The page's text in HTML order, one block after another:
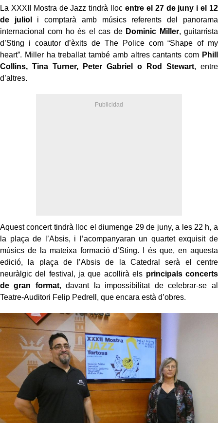
La XXXII Mostra de Jazz tindrà lloc entre el 27 de juny i el 12
de juliol
i comptarà amb músics referents del panorama
internacional com ho és el cas deDominic Miller, guitarrista
d’Sting i coautor d’èxits de The Police com “Shape of my
heart”. Miller ha treballat també amb altres cantants com Phill
Collins, Tina Turner, Peter Gabriel o Rod Stewart, entre
d’altres.
Aquest concert tindrà lloc el diumenge 29 de juny, a les 22 h, a
la plaça de l’Absis, i l’acompanyaran un quartet exquisit de
músics de la mateixa formació d’Sting. I és que, en aquesta
edició, la plaça de l’Absis de la Catedral serà el centre
neuràlgic del festival, ja que acollirà els principals concerts
de gran format, davant la impossibilitat de celebrar-se al
Teatre-Auditori Felip Pedrell, que encara està d’obres.